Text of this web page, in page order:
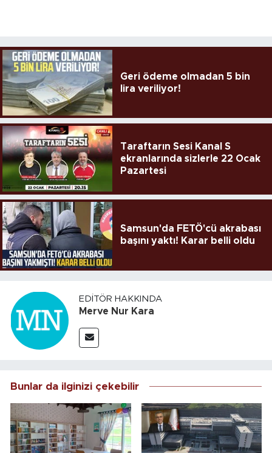
Geri ödeme olmadan 5 bin
lira veriliyor!
Taraftarın Sesi Kanal S
ekranlarında sizlerle 22 Ocak
Pazartesi
Samsun'da FETÖ'cü akrabası
başını yaktı! Karar belli oldu
EDITÖR HAKKINDA
Merve Nur Kara
Bunlar da ilginizi çekebilir